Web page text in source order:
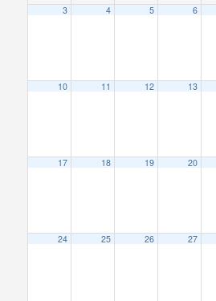
3 4 5 6
10 11 12 13
17 18 19 20
24 25 26 27